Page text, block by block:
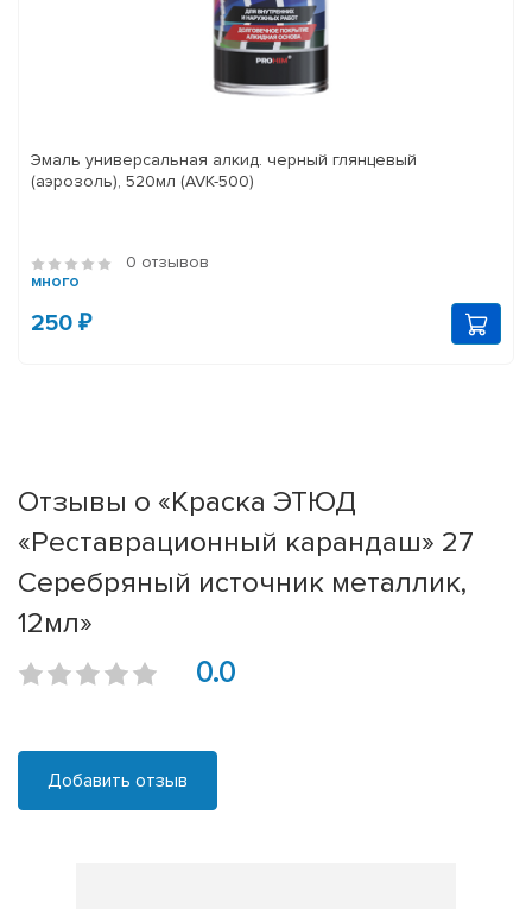
Эмаль универсальная алкид. черный глянцевый
(аэрозоль), 520мл (AVK-500)
0 отзывов
много
250 ₽
Отзывы о «Краска ЭТЮД
«Реставрационный карандаш» 27
Серебряный источник металлик,
12мл»
0.0
Добавить отзыв